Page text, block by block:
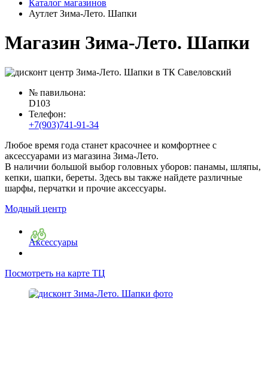
Каталог магазинов
Аутлет Зима-Лето. Шапки
Магазин Зима-Лето. Шапки
№ павильона:
D103
Телефон:
+7(903)741-91-34
Любое время года станет красочнее и комфортнее с
аксессуарами из магазина Зима-Лето.
В наличии большой выбор головных уборов: панамы, шляпы,
кепки, шапки, береты. Здесь вы также найдете различные
шарфы, перчатки и прочие аксессуары.
Модный центр
Аксессуары
Посмотреть на карте ТЦ